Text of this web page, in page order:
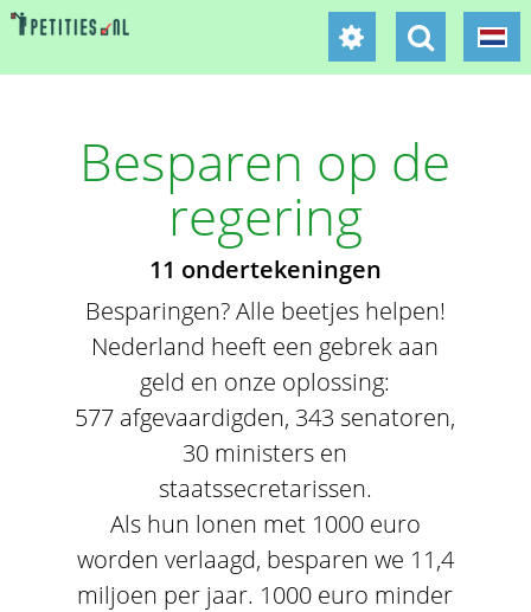
Besparen op de
regering
11 ondertekeningen
Besparingen? Alle beetjes helpen!
Nederland heeft een gebrek aan
geld en onze oplossing:
577 afgevaardigden, 343 senatoren,
30 ministers en
staatssecretarissen.
Als hun lonen met 1000 euro
worden verlaagd, besparen we 11,4
miljoen per jaar. 1000 euro minder